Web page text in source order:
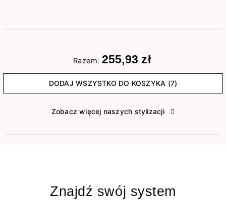
Razem: 255,93 zł
DODAJ WSZYSTKO DO KOSZYKA (7)
Zobacz więcej naszych stylizacji
Znajdź swój system